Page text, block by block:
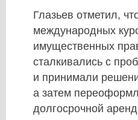
Глазьев отметил,
международных
имущественных
сталкивались с
и принимали
а затем
долгосрочной